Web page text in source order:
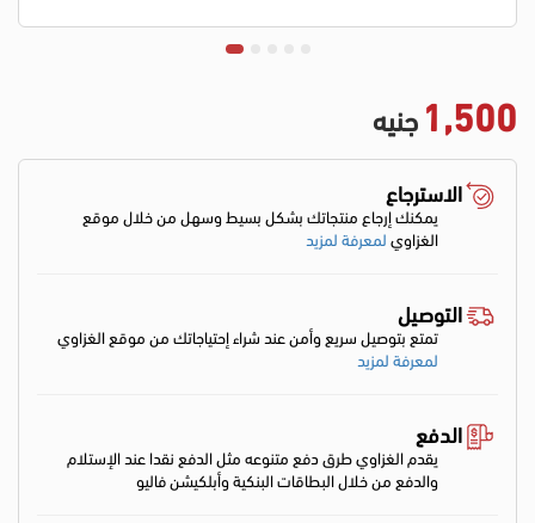
1,500 جنيه
الاسترجاع
يمكنك إرجاع منتجاتك بشكل بسيط وسهل من خلال موقع
الغزاويلمعرفة لمزيد
التوصيل
تمتع بتوصيل سريع وأمن عند شراء إحتياجاتك من موقع الغزاوي
لمعرفة لمزيد
الدفع
يقدم الغزاوي طرق دفع متنوعه مثل الدفع نقدا عند الإستلام
والدفع من خلال البطاقات البنكية وأبلكيشن فاليو